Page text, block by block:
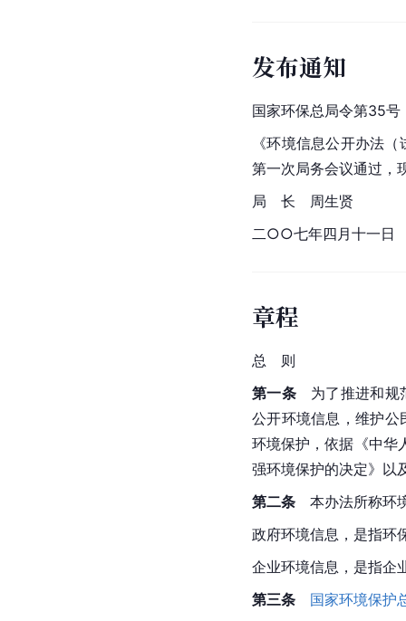
发布通知
国家环保总局令第35号
《环境信息公开办法
第一次局务会议通过，
局　长　周生贤
二○○七年四月十一日
章程
总　则
第一条 为了推进和规
公开环境信息，维护公
环境保护，依据《中华
强环境保护的决定》以
第二条 本办法所称环
政府环境信息，是指环
企业环境信息，是指企
第三条
国家环境保护